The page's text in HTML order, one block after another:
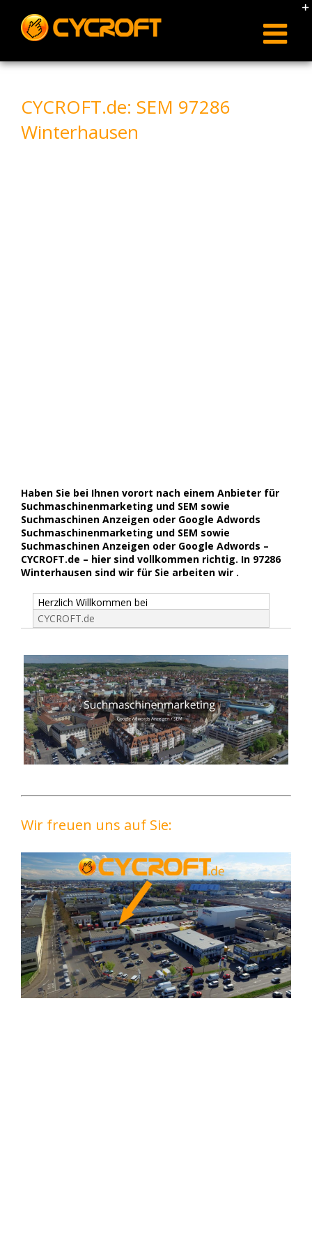
content
CYCROFT.de: SEM 97286
Winterhausen
Haben Sie bei Ihnen vorort nach einem Anbieter für
Suchmaschinenmarketing und SEM sowie
Suchmaschinen Anzeigen oder Google Adwords
Suchmaschinenmarketing und SEM sowie
Suchmaschinen Anzeigen oder Google Adwords –
CYCROFT.de – hier sind vollkommen richtig. In 97286
Winterhausen sind wir für Sie arbeiten wir .
Herzlich Willkommen bei
CYCROFT.de
Wir freuen uns auf Sie: